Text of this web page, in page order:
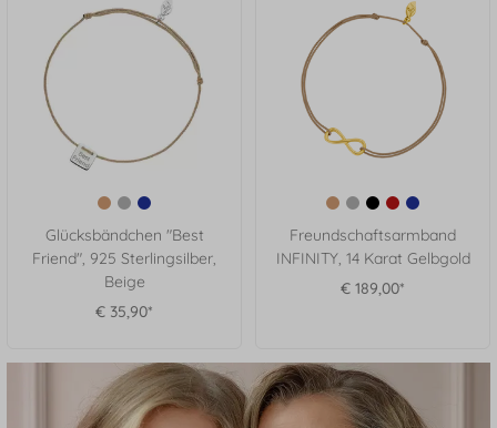
Glücksbändchen "Best
Friend", 925 Sterlingsilber,
Beige
€ 35,90*
Freundschaftsarmband
INFINITY, 14 Karat Gelbgold
€ 189,00*